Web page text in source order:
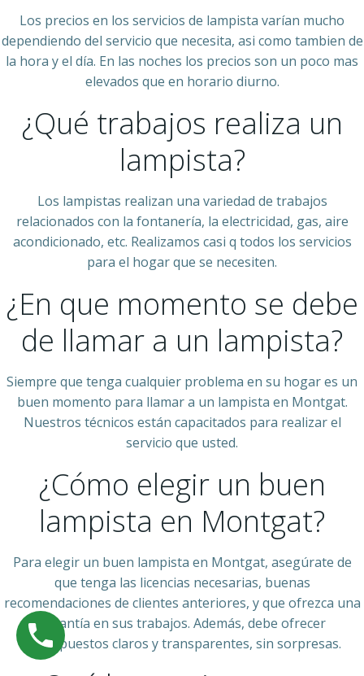
Los precios en los servicios de lampista varían mucho
dependiendo del servicio que necesita, asi como tambien de
la hora y el día. En las noches los precios son un poco mas
elevados que en horario diurno.
¿Qué trabajos realiza un
lampista?
Los lampistas realizan una variedad de trabajos
relacionados con la fontanería, la electricidad, gas, aire
acondicionado, etc. Realizamos casi q todos los servicios
para el hogar que se necesiten.
¿En que momento se debe
de llamar a un lampista?
Siempre que tenga cualquier problema en su hogar es un
buen momento para llamar a un lampista en Montgat.
Nuestros técnicos están capacitados para realizar el
servicio que usted.
¿Cómo elegir un buen
lampista en Montgat?
Para elegir un buen lampista en Montgat, asegúrate de
que tenga las licencias necesarias, buenas
recomendaciones de clientes anteriores, y que ofrezca una
garantía en sus trabajos. Además, debe ofrecer
presupuestos claros y transparentes, sin sorpresas.